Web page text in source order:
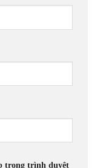
trong trình duyệt